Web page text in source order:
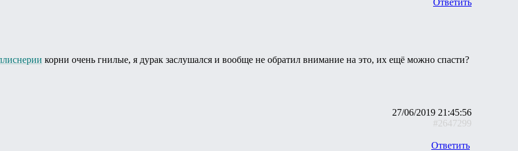
корни очень гнилые, я дурак заслушался и вообще не обратил внимание на это, их ещё можно спасти?
27/06/2019 21:45:56
#2647299
Ответить